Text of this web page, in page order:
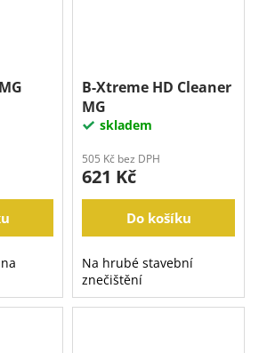
B-Xtreme HD Cleaner
MG
skladem
505 Kč bez DPH
621 Kč
Do košíku
Na hrubé stavební
znečištění